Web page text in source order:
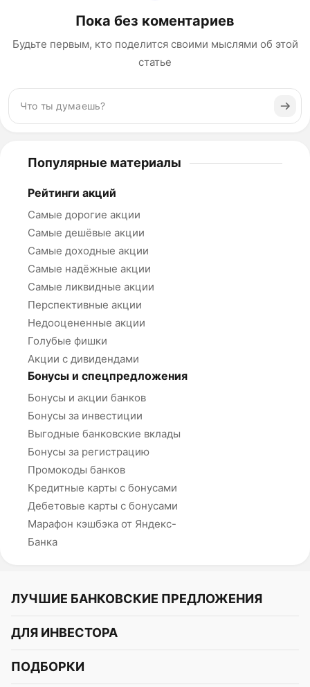
Пока без коментариев
Будьте первым, кто поделится своими мыслями об этой
статье
Популярные материалы
Рейтинги акций
Самые дорогие акции
Самые дешёвые акции
Самые доходные акции
Самые надёжные акции
Самые ликвидные акции
Перспективные акции
Недооцененные акции
Голубые фишки
Акции с дивидендами
Бонусы и спецпредложения
Бонусы и акции банков
Бонусы за инвестиции
Выгодные банковские вклады
Бонусы за регистрацию
Промокоды банков
Кредитные карты с бонусами
Дебетовые карты с бонусами
Марафон кэшбэка от Яндекс-
Банка
ЛУЧШИЕ БАНКОВСКИЕ ПРЕДЛОЖЕНИЯ
Альфа-Банк
СБЕР
ДЛЯ ИНВЕСТОРА
Курс акций
ПОДБОРКИ